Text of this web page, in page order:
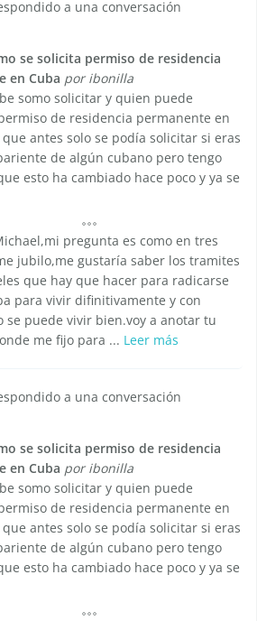
a una conversación
se solicita permiso de residencia
en Cuba por ibonilla
somo solicitar y quien puede
de residencia permanente en
que antes solo se podía solicitar si eras
de algún cubano pero tengo
esto ha cambiado hace poco y ya se
pregunta es como en tres
jubilo,me gustaría saber los tramites
que hay que hacer para radicarse
para vivir difinitivamente y con
se puede vivir bien.voy a anotar tu
me fijo para ... Leer más
a una conversación
se solicita permiso de residencia
en Cuba por ibonilla
somo solicitar y quien puede
de residencia permanente en
que antes solo se podía solicitar si eras
de algún cubano pero tengo
esto ha cambiado hace poco y ya se